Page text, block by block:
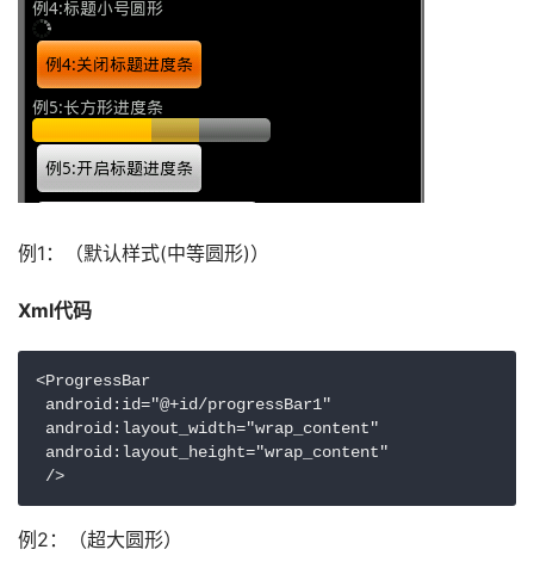
例1：（默认样式(中等圆形)）
Xml代码
<ProgressBar
android:id="@+id/progressBar1"
android:layout_width="wrap_content"
android:layout_height="wrap_content"
/>
例2：（超大圆形）